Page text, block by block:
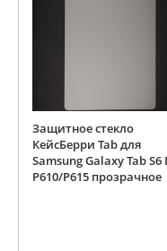
Защитное стекло
КейсБерри Tab для
Samsung Galaxy Tab S6
P610/P615 прозрачное